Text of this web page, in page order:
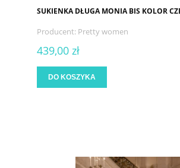
SUKIENKA DŁUGA MONIA BIS KOLOR
Producent: Pretty women
439,00 zł
DO KOSZYKA